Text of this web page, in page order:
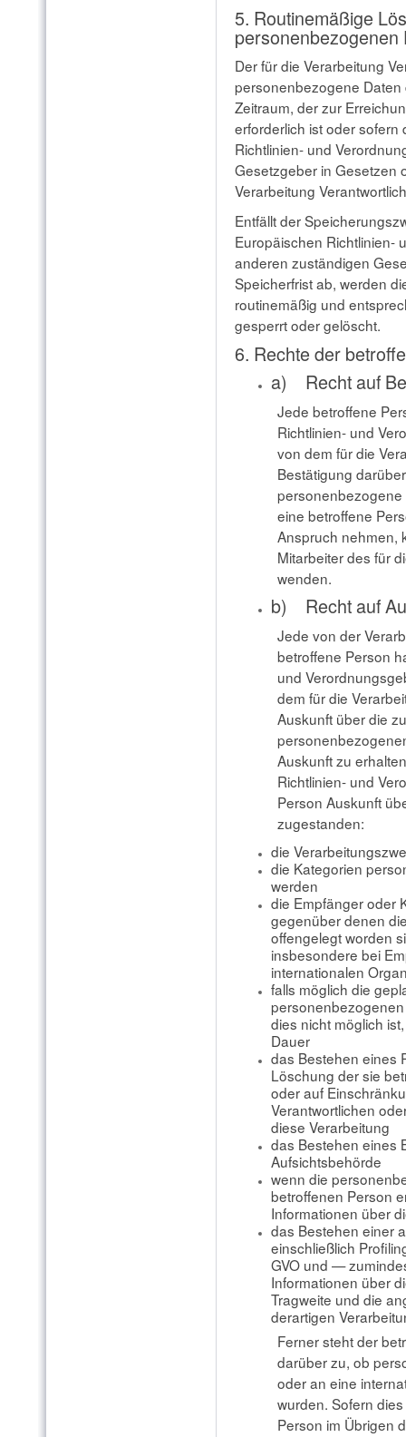
5. Routinemäßige
personenbezogenen
Der für die Verarbeitung
personenbezogene
Zeitraum, der zur
erforderlich ist oder
Richtlinien- und
Gesetzgeber in Gesetzen
Verarbeitung
Entfällt der
Europäischen Richtlinien-
anderen zuständigen
Speicherfrist ab, werden
routinemäßig und
gesperrt oder gelöscht.
6. Rechte der
a) Recht auf
Jede betroffene
Richtlinien- und
von dem für die
Bestätigung
eine betroffene
Anspruch nehmen,
Mitarbeiter des für
wenden.
b) Recht auf
Jede von der
betroffene Person
und
dem für die
Auskunft über die
Auskunft zu
Richtlinien- und
Person Auskunft
zugestanden:
die
die Kategorien
werden
die Empfänger oder
gegenüber denen
offengelegt worden
insbesondere bei
internationalen
falls möglich die
dies nicht möglich
Dauer
das Bestehen eines
Löschung der sie
oder auf
Verantwortlichen
diese Verarbeitung
das Bestehen eines
Aufsichtsbehörde
wenn die
betroffenen Person
Informationen über
das Bestehen einer
einschließlich
GVO und —
Informationen über
Tragweite und die
derartigen
Ferner steht der
darüber zu, ob
oder an eine
wurden. Sofern
Person im Übrigen